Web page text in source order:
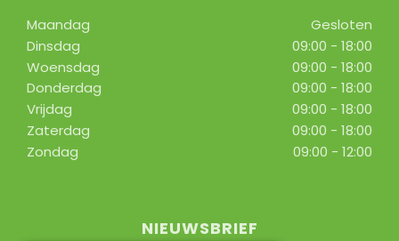
Maandag
Gesloten
Dinsdag
09:00 - 18:00
Woensdag
09:00 - 18:00
Donderdag
09:00 - 18:00
Vrijdag
09:00 - 18:00
Zaterdag
09:00 - 18:00
Zondag
09:00 - 12:00
NIEUWSBRIEF